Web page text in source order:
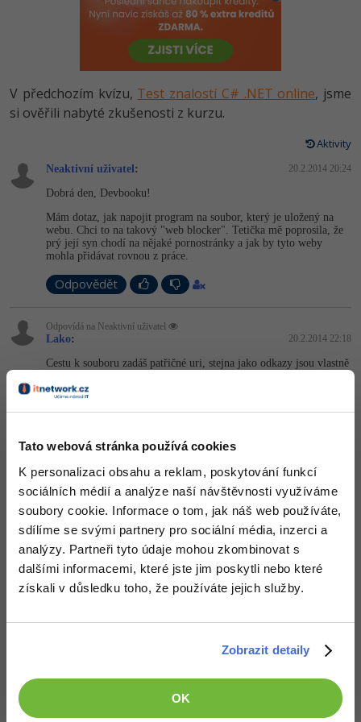
Tato webová stránka používá cookies
K personalizaci obsahu a reklam, poskytování funkcí
sociálních médií a analýze naší návštěvnosti využíváme
soubory cookie. Informace o tom, jak náš web používáte,
sdílíme se svými partnery pro sociální média, inzerci a
analýzy. Partneři tyto údaje mohou zkombinovat s
dalšími informacemi, které jste jim poskytli nebo které
získali v důsledku toho, že používáte jejich služby.
Zobrazit detaily
OK
HTML5, CSS3, Bootstrap, SEO
SQL a databáze
Testování a verzování
Spring
ASP.NET MVC
Django
Best practices
JavaScript
Python
MySQL/MariaDB
MS-SQL
SQLite
Vývojář mobilních aplikací
Specialista na AI a bigdata
C# Game developer
Webdesigner
Tester
Systémový administrátor
Grafik / UX/UI návrhář
3D grafik
Copywriter
SEO specialista
Python -80%
JavaScript -80%
PHP
-80%
Swift
Kotlin -80%
C -80%
VB.NET
Návrh SW
Algoritmy
Pro děti
Více
Fórum
Kurzy e-commerce
Testování softwaru
Digitální gramotnost
Blog
V předchozím kvízu, Test znalostí C# .NET online, jsme
si ověřili nabyté zkušenosti z kurzu.
Aktivity
Neaktivní uživatel: 20.2.2014 20:24
Dobrá den, Devbooku!
Mám dotaz, jak napojit program na soubor, který je uložený na
webu. Chci to na takový "web blocker". Tetička mě poprosila, že
prý její syn chodí na nějaké pornostránky a jak by tyto weby
mohla přidávat rovnou z práce.
Odpovědět
Odpovídá na Neaktivní uživatel
Lako: 20.2.2014 22:18
Cestu k souboru zadáš patřičné uri, stejna jako odkazy jsou vlastně
Nahoru Odpovědět
nejkvalitnější. Proto do nich také mohou přispívat pouze
registrovaní členové. Pro zapojení do diskuze se